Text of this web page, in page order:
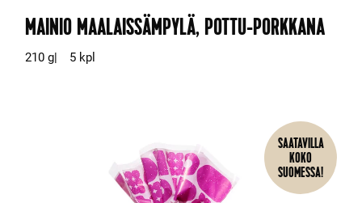
MAINIO MAALAISSÄMPYLÄ, POTTU-PORKKANA
210 g 5 kpl
SAATAVILLA
KOKO
SUOMESSA!